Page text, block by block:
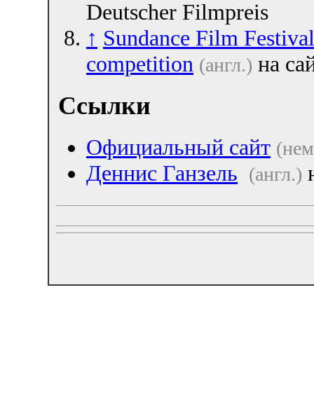
Deutscher Filmpreis
↑ Sundance Film
competition (англ.) на
Ссылки
Официальный сайт
Деннис Ганзель (англ.)